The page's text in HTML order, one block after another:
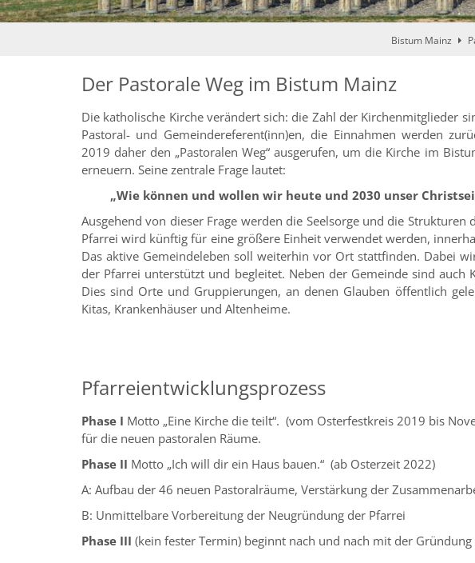
Bistum Mainz
Der Pastorale Weg im Bistum Mainz
Die katholische Kirche verändert sich: die Zahl der Kirchenmitglieder
Pastoral- und Gemeindereferent(inn)en, die Einnahmen werden
2019 daher den „Pastoralen Weg“ ausgerufen, um die Kirche im
erneuern. Seine zentrale Frage lautet:
„Wie können und wollen wir heute und 2030 unser
Ausgehend von dieser Frage werden die Seelsorge und die
Pfarrei wird künftig für eine größere Einheit verwendet werden,
Das aktive Gemeindeleben soll weiterhin vor Ort stattfinden. Dabei
der Pfarrei unterstützt und begleitet. Neben der Gemeinde sind auch
Dies sind Orte und Gruppierungen, an denen Glauben öffentlich
Kitas, Krankenhäuser und Altenheime.
Pfarreientwicklungsprozess
Phase I Motto „Eine Kirche die teilt“. (vom Osterfestkreis 2019 bis
für die neuen pastoralen Räume.
Phase II Motto „Ich will dir ein Haus bauen.“ (ab Osterzeit 2022)
A: Aufbau der 46 neuen Pastoralräume, Verstärkung der
B: Unmittelbare Vorbereitung der Neugründung der Pfarrei
Phase III (kein fester Termin) beginnt nach und nach mit der